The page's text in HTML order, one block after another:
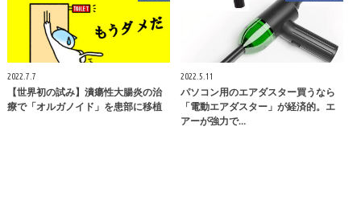
2022.7.7
【世界初の試み】潰瘍性大腸炎の治
療で「オルガノイド」を患部に移植
2022.5.11
パソコン用のエアダスター買うなら
「電動エアダスター」が経済的。エ
アーが強力で…